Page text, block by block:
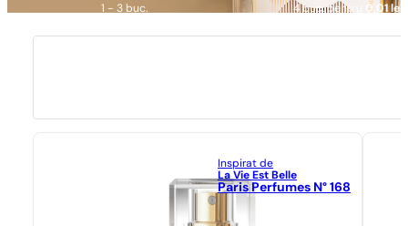
1 - 3 buc. 4 buc. pentru 0,01 lei!
Inspirat de
La Vie Est Belle
Paris Perfumes N° 168